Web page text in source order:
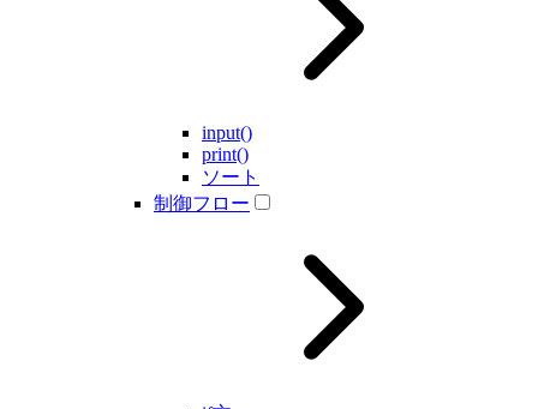
input()
print()
ソート
制御フロー